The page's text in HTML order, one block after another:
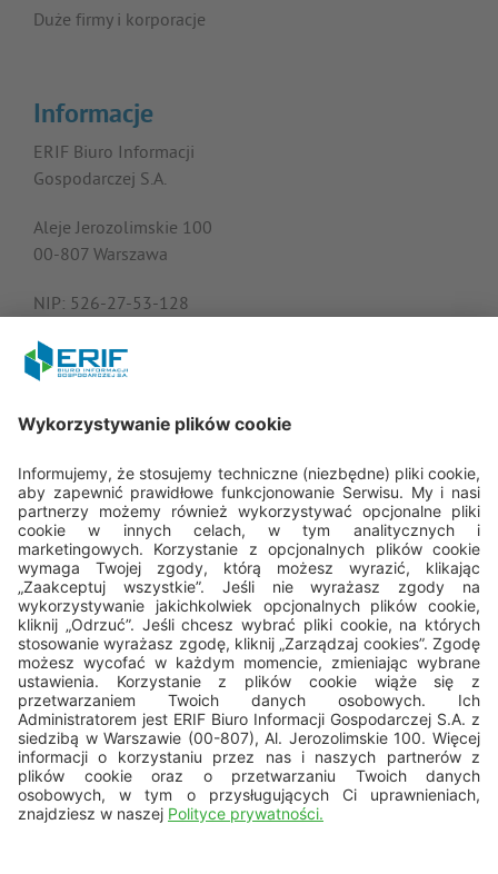
Duże firmy i korporacje
Informacje
ERIF Biuro Informacji
Gospodarczej S.A.
Aleje Jerozolimskie 100
00-807 Warszawa
NIP: 526-27-53-128
REGON: 015613573
22 594 25 15
Pn - Pt: 8.00 - 16.00
bok@erif.pl